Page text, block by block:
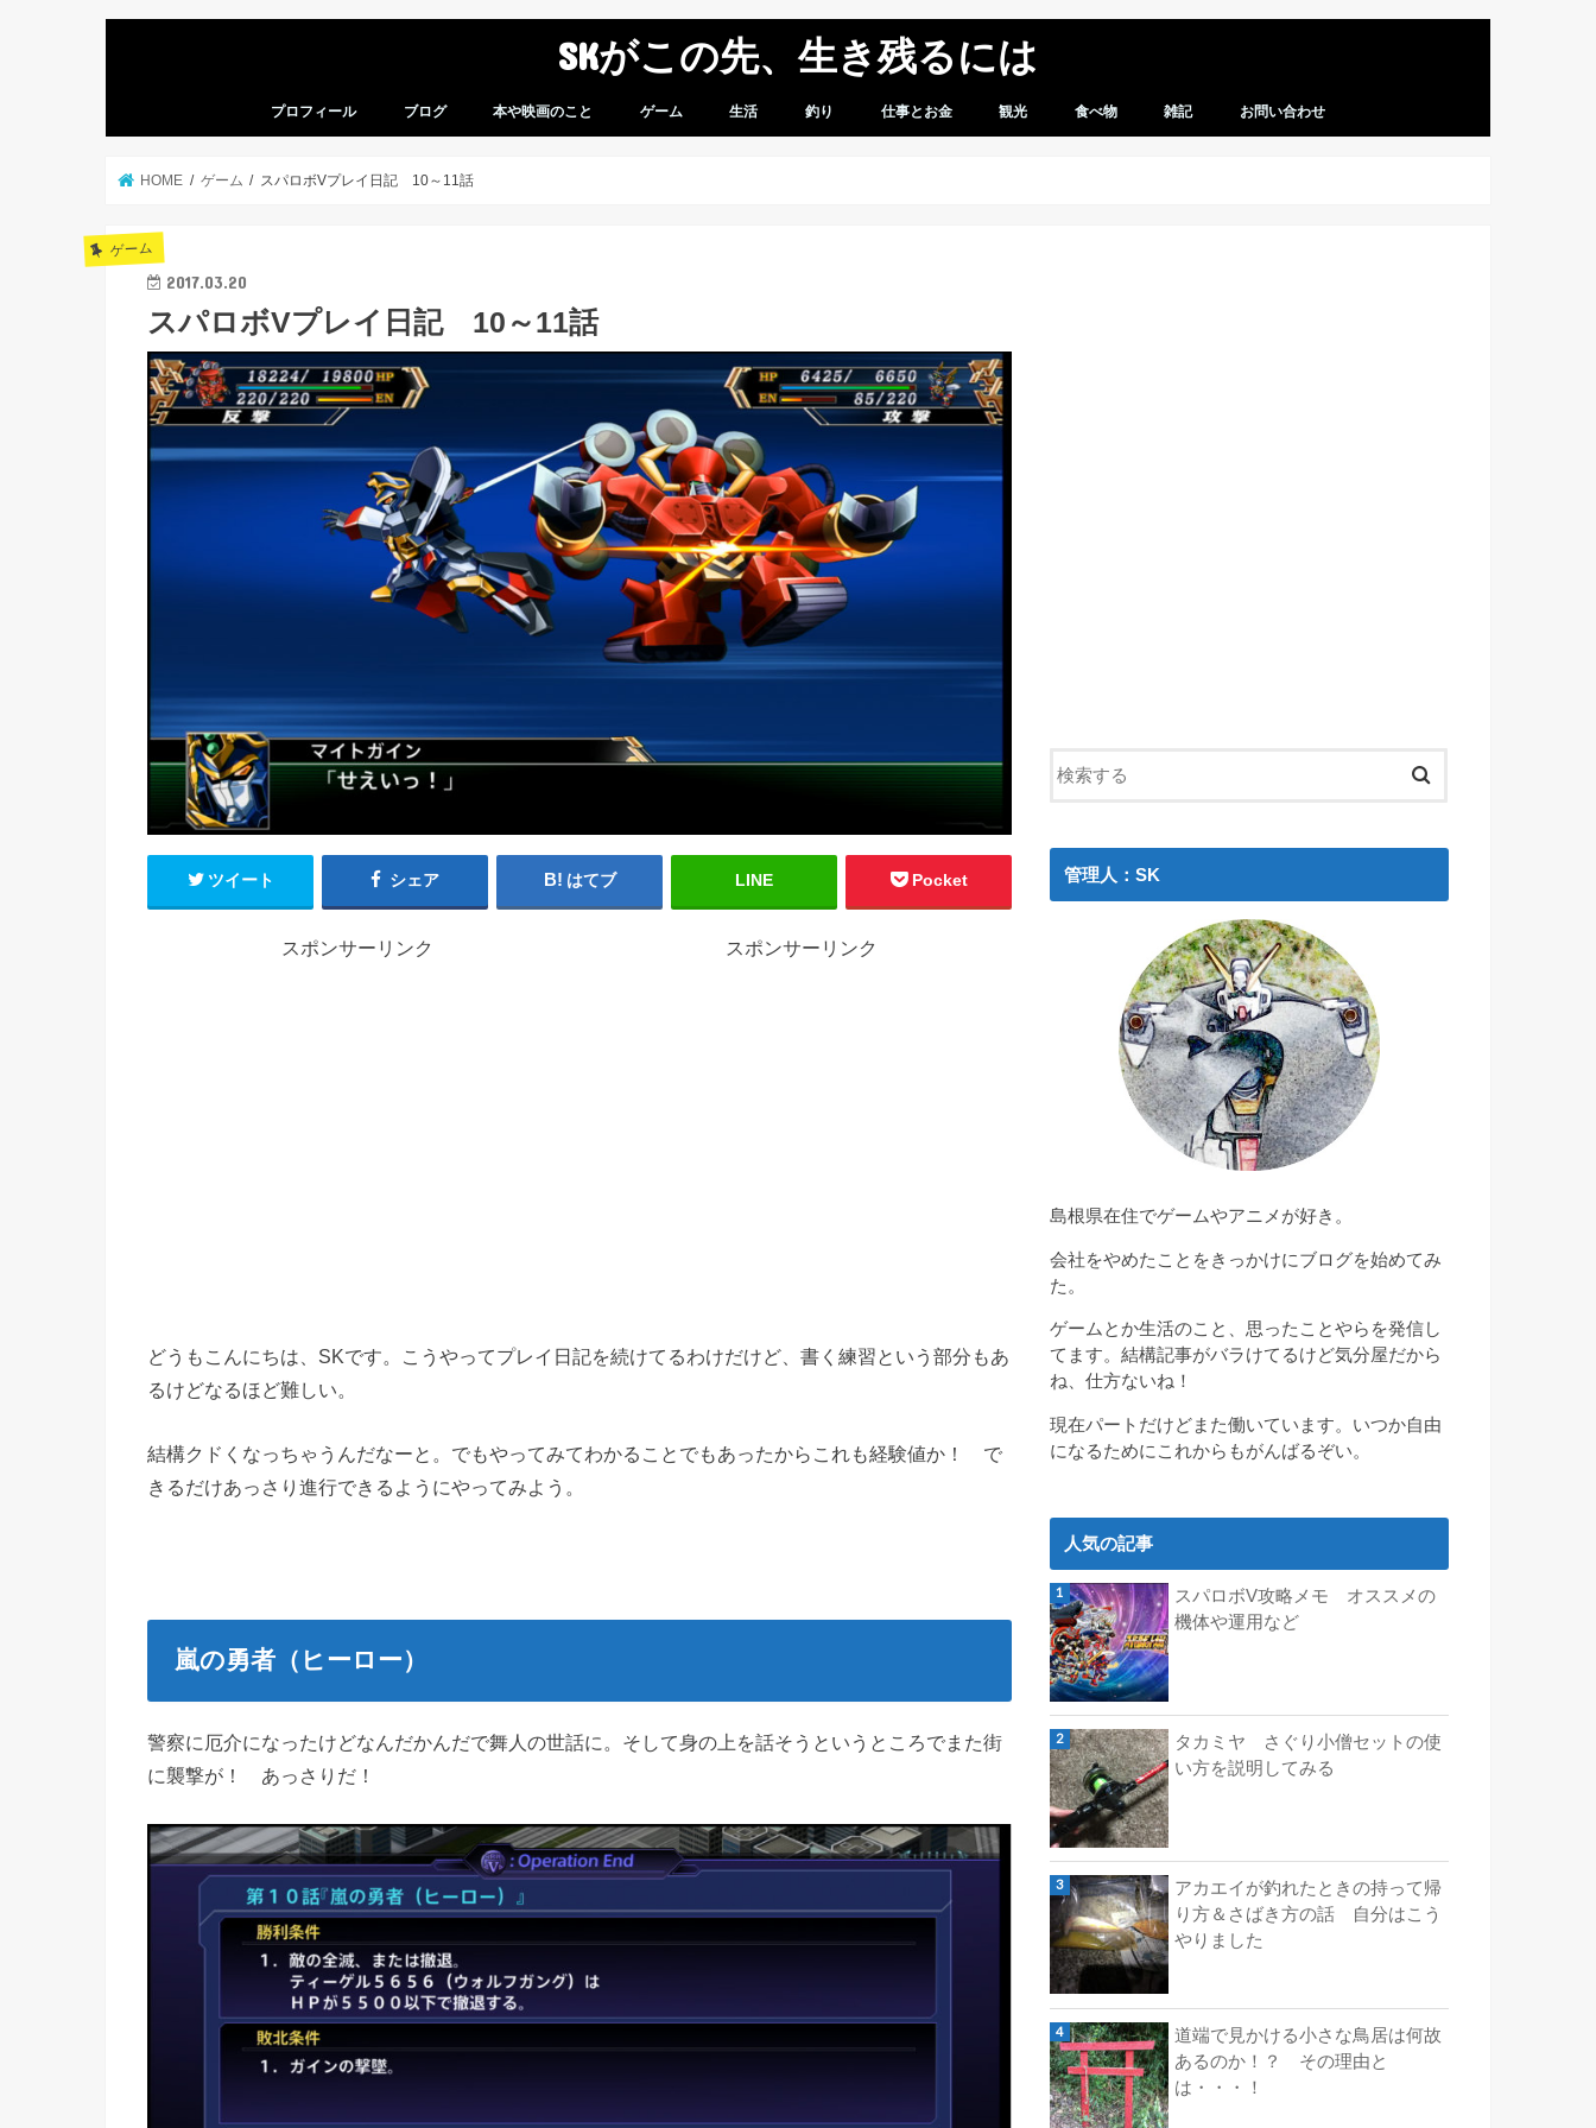
SKがこの先、生き残るには
プロフィール ブログ 本や映画のこと ゲーム 生活 釣り 仕事とお金 観光 食べ物 雑記 お問い合わせ
HOME ゲーム スパロボVプレイ日記 10～11話
ゲーム
2017.03.20
スパロボVプレイ日記 10～11話
ツイート シェア はてブ LINE Pocket
スポンサーリンク スポンサーリンク
どうもこんにちは、SKです。こうやってプレイ日記を続けてるわけだけど、書く練習という部分もあ
るけどなるほど難しい。
結構クドくなっちゃうんだなーと。でもやってみてわかることでもあったからこれも経験値か！ で
きるだけあっさり進行できるようにやってみよう。
嵐の勇者（ヒーロー）
警察に厄介になったけどなんだかんだで舞人の世話に。そして身の上を話そうというところでまた街
に襲撃が！ あっさりだ！
管理人：SK
島根県在住でゲームやアニメが好き。
会社をやめたことをきっかけにブログを始めてみ
た。
ゲームとか生活のこと、思ったことやらを発信し
てます。結構記事がバラけてるけど気分屋だから
ね、仕方ないね！
現在パートだけどまた働いています。いつか自由
になるためにこれからもがんばるぞい。
人気の記事
スパロボV攻略メモ オススメの
機体や運用など
タカミヤ さぐり小僧セットの使
い方を説明してみる
アカエイが釣れたときの持って帰
り方＆さばき方の話 自分はこう
やりました
道端で見かける小さな鳥居は何故
あるのか！？ その理由と
は・・・！